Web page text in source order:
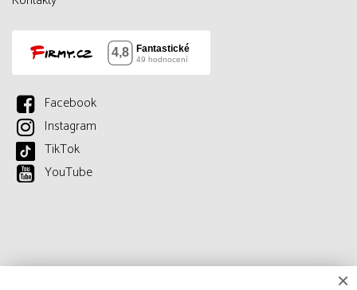
Facebook
Instagram
TikTok
YouTube
×